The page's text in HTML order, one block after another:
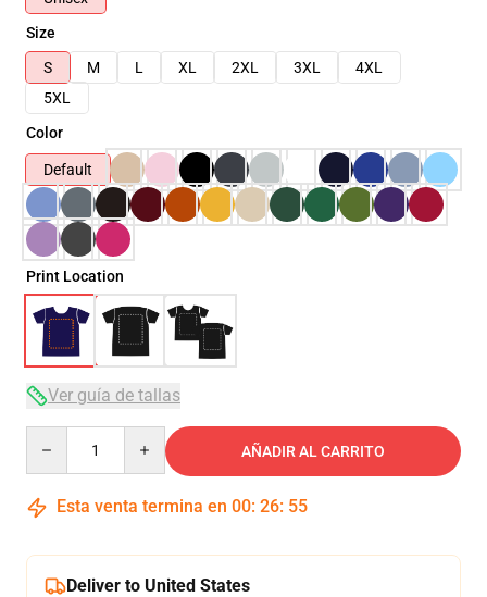
Size
S
M L XL 2XL 3XL
4XL
5XL
Color
Default
Print Location
Ver guía de tallas
AÑADIR AL CARRITO
Esta venta termina en 00: 26: 54
Deliver to United States